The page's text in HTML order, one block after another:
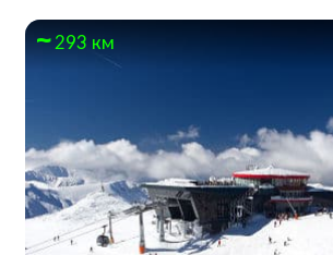
293 км